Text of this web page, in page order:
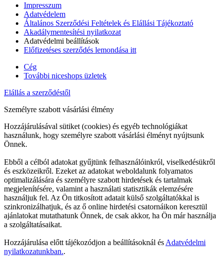
Impresszum
Adatvédelem
Általános Szerződési Feltételek és Elállási Tájékoztató
Akadálymentesítési nyilatkozat
Adatvédelmi beállítások
Előfizetéses szerződés lemondása itt
Cég
További niceshops üzletek
Elállás a szerződéstől
Személyre szabott vásárlási élmény
Hozzájárulásával sütiket (cookies) és egyéb technológiákat
használunk, hogy személyre szabott vásárlási élményt nyújtsunk
Önnek.
Ebből a célból adatokat gyűjtünk felhasználóinkról, viselkedésükről
és eszközeikről. Ezeket az adatokat weboldalunk folyamatos
optimalizálására és személyre szabott hirdetések és tartalmak
megjelenítésére, valamint a használati statisztikák elemzésére
használjuk fel. Az Ön titkosított adatait külső szolgáltatókkal is
szinkronizálhatjuk, és az ő online hirdetési csatornáikon keresztül
ajánlatokat mutathatunk Önnek, de csak akkor, ha Ön már használja
a szolgáltatásaikat.
Hozzájárulása előtt tájékozódjon a beállításoknál és Adatvédelmi
nyilatkozatunkban..